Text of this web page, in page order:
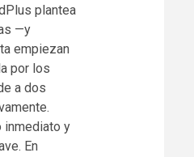
plantea
—y
empiezan
por los
a dos
inmediato y
En